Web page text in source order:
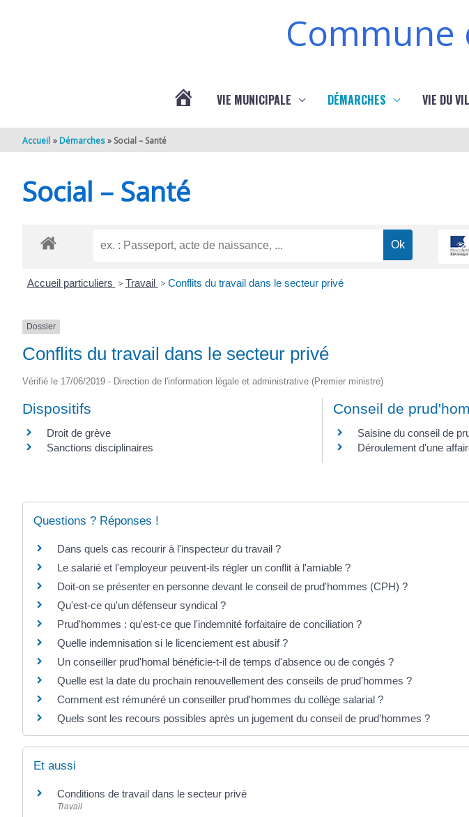
Commune
VIE MUNICIPALE DÉMARCHES VIE DU
Accueil Démarches Social – Santé
Social – Santé
Accueil particuliers > Travail > Conflits du travail dans le secteur privé
Dossier
Conflits du travail dans le secteur privé
Vérifié le 17/06/2019 - Direction de l'information légale et administrative (Premier ministre)
Dispositifs
Droit de grève
Sanctions disciplinaires
Conseil de
Saisine du conseil de
Déroulement d'une
Questions ? Réponses !
Dans quels cas recourir à l'inspecteur du travail ?
Le salarié et l'employeur peuvent-ils régler un conflit à l'amiable ?
Doit-on se présenter en personne devant le conseil de prud'hommes (CPH) ?
Qu'est-ce qu'un défenseur syndical ?
Prud'hommes : qu'est-ce que l'indemnité forfaitaire de conciliation ?
Quelle indemnisation si le licenciement est abusif ?
Un conseiller prud'homal bénéficie-t-il de temps d'absence ou de congés ?
Quelle est la date du prochain renouvellement des conseils de prud'hommes ?
Comment est rémunéré un conseiller prud'hommes du collège salarial ?
Quels sont les recours possibles après un jugement du conseil de prud'hommes ?
Et aussi
Conditions de travail dans le secteur privé
Travail